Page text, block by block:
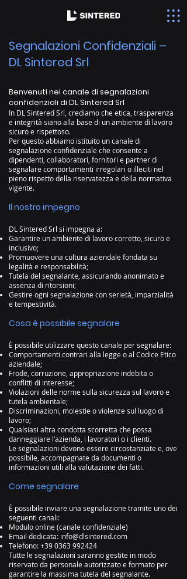
Segnalazioni Confidenziali –
DL Sintered Srl
Benvenuti nel canale di segnalazioni
confidenziali di DL Sintered Srl
In DL Sintered Srl, crediamo che etica, trasparenza
e integrità siano alla base di un ambiente di lavoro
sicuro e rispettoso.
Per questo abbiamo istituito un canale di
segnalazione confidenziale che consente a
dipendenti, collaboratori, fornitori e partner di
segnalare comportamenti irregolari o illeciti nel
pieno rispetto della riservatezza e della normativa
vigente.
Il nostro impegno
DL Sintered Srl si impegna a:
Garantire un ambiente di lavoro corretto, sicuro e
inclusivo;
Promuovere una cultura aziendale fondata su
legalità e responsabilità;
Tutela del segnalante, assicurando anonimato e
assenza di ritorsioni;
Gestire ogni segnalazione con serietà, imparzialità
e tempestività.
Cosa è possibile segnalare
È possibile utilizzare questo canale per segnalare:
Comportamenti contrari alla legge o al Codice Etico
aziendale;
Frode, corruzione, appropriazione indebita o
conflitti di interesse;
Violazioni delle norme sulla sicurezza sul lavoro e
tutela ambientale;
Discriminazioni, molestie o violenze sul luogo di
lavoro;
Qualsiasi altra condotta scorretta che possa
danneggiare l’azienda, i lavoratori o i clienti.
Le segnalazioni devono essere circostanziate e, ove
possibile, accompagnate da documenti o
informazioni utili alla valutazione dei fatti.
Come segnalare
È possibile inviare una segnalazione tramite uno dei
seguenti canali:
Modulo online (canale confidenziale)
Email dedicata: info@dlsintered.com
Telefono:+39 0363 992424
Tutte le segnalazioni saranno gestite in modo
riservato da personale autorizzato e formato per
garantire la massima tutela del segnalante.